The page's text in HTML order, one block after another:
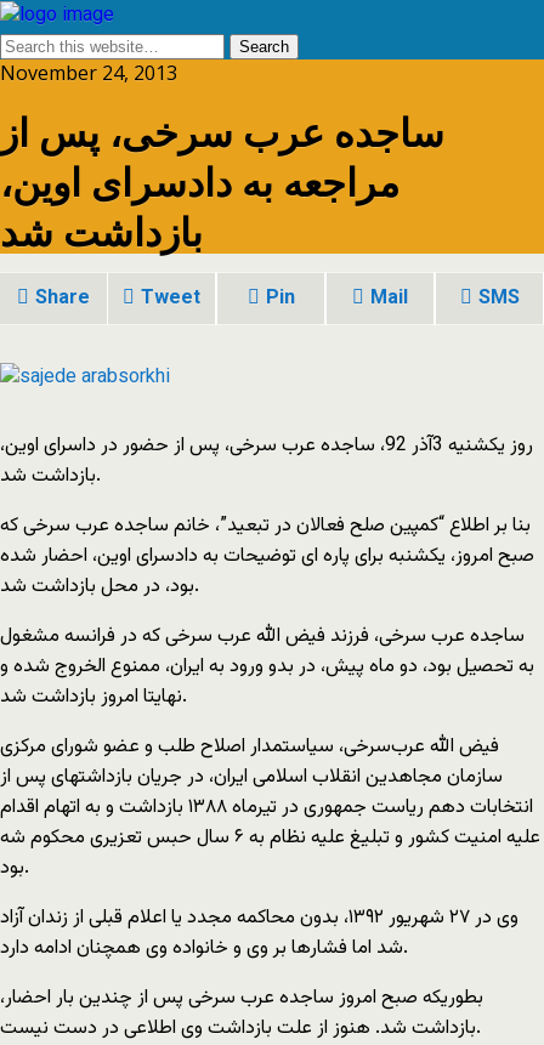
November 24, 2013
ساجده عرب سرخی، پس از
مراجعه به دادسرای اوین،
بازداشت شد
Share Tweet Pin Mail SMS
روز یکشنیه 3آذر 92، ساجده عرب سرخی، پس از حضور در داسرای اوین،
بازداشت شد.
بنا بر اطلاع “کمپین صلح فعالان در تبعید”، خانم ساجده عرب سرخی که
صبح امروز، یکشنبه برای پاره ای توضیحات به دادسرای اوین، احضار شده
بود، در محل بازداشت شد.
ساجده عرب سرخی، فرزند فیض الله عرب سرخی که در فرانسه مشغول
به تحصیل بود، دو ماه پیش، در بدو ورود به ایران، ممنوع الخروج شده و
نهایتا امروز بازداشت شد.
فیض الله عرب‌سرخی، سیاستمدار اصلاح طلب و عضو شورای مرکزی
سازمان مجاهدین انقلاب اسلامی ایران، در جریان بازداشتهای پس از
انتخابات دهم ریاست جمهوری در تیرماه ۱۳۸۸ بازداشت و به اتهام اقدام
علیه امنیت کشور و تبلیغ علیه نظام به ۶ سال حبس تعزیری محکوم شه
بود.
وی در ۲۷ شهریور ۱۳۹۲، بدون محاکمه مجدد یا اعلام قبلی از زندان آزاد
شد اما فشارها بر وی و خانواده وی همچنان ادامه دارد.
بطوریکه صبح امروز ساجده عرب سرخی پس از چندین بار احضار،
بازداشت شد. هنوز از علت بازداشت وی اطلاعی در دست نیست.